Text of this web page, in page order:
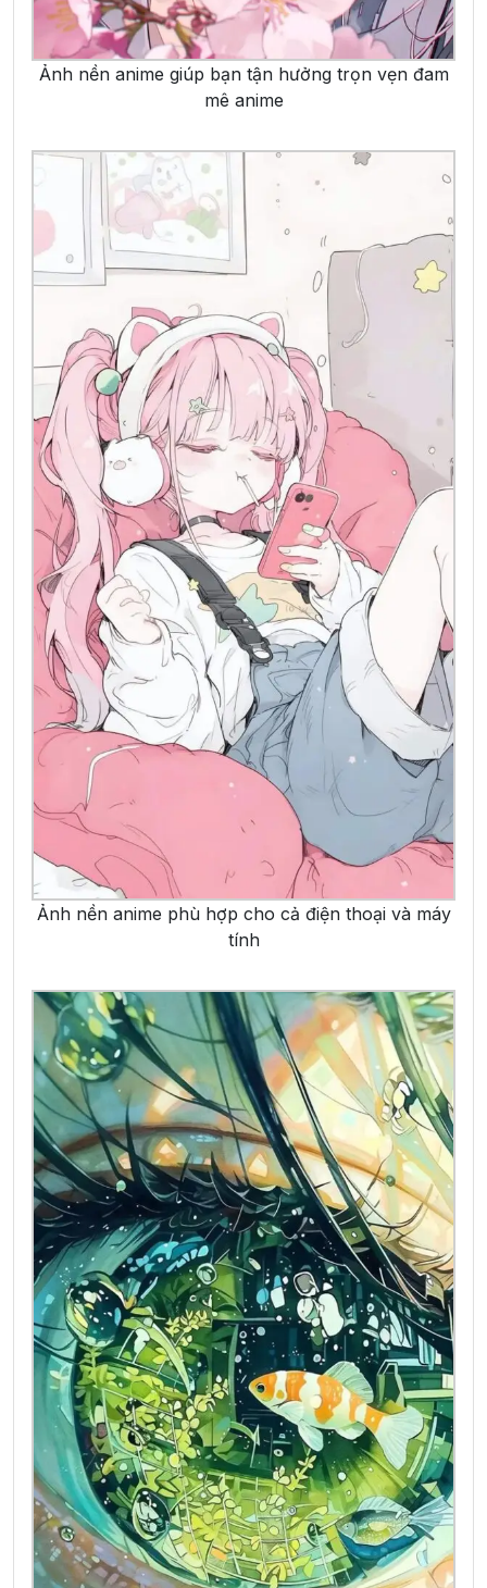
Ảnh nền anime giúp bạn tận hưởng trọn vẹn đam
mê anime
Ảnh nền anime phù hợp cho cả điện thoại và máy
tính